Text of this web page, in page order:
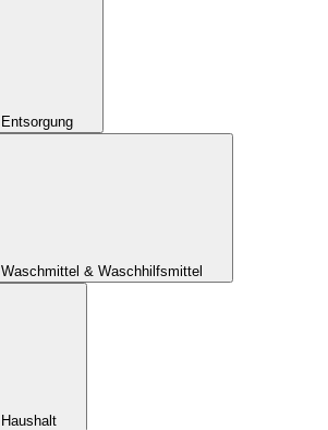
Entsorgung
Waschmittel & Waschhilfsmittel
Haushalt